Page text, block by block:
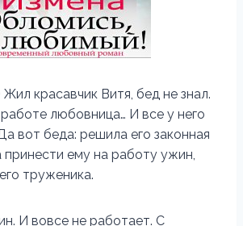
красавчик Витя, бед не знал.
любовница… И все у него
вот беда: решила его законная
принести ему на работу ужин,
труженика.
И вовсе не работает. С